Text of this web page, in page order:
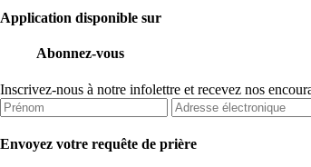
Application disponible sur
Abonnez-vous
Inscrivez-nous à notre infolettre et recevez nos
Envoyez votre requête de prière